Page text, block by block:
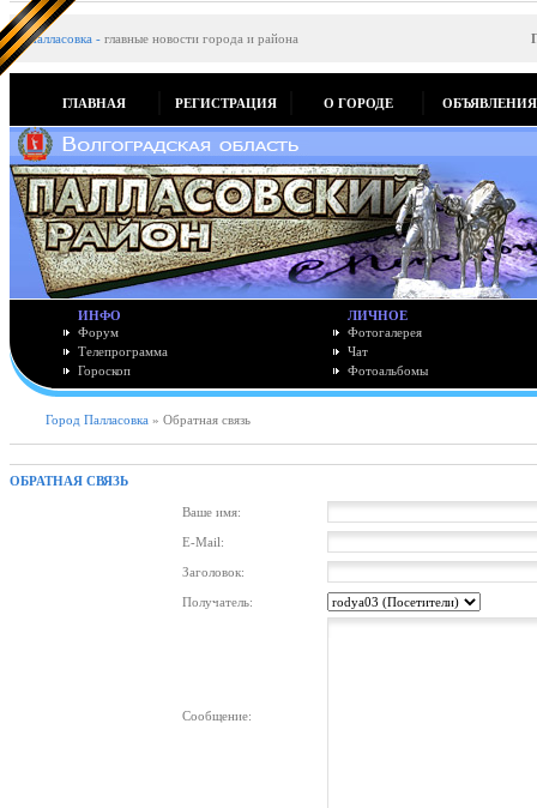
Палласовка - главные новости города и района
ГЛАВНАЯ РЕГИСТРАЦИЯ О ГОРОДЕ ОБЪЯВЛЕНИЯ
ИНФО
Форум
Телепрограмма
Гороскоп
ЛИЧНОЕ
Фотогалерея
Чат
Фотоальбомы
Город Палласовка » Обратная связь
ОБРАТНАЯ СВЯЗЬ
Ваше имя:
E-Mail:
Заголовок:
Получатель:
Сообщение: